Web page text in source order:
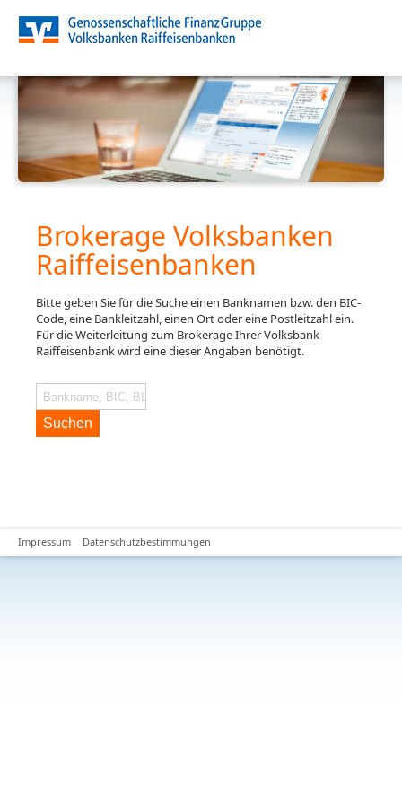
Brokerage Volksbanken
Raiffeisenbanken
Bitte geben Sie für die Suche einen Banknamen bzw. den BIC-
Code, eine Bankleitzahl, einen Ort oder eine Postleitzahl ein.
Für die Weiterleitung zum Brokerage Ihrer Volksbank
Raiffeisenbank wird eine dieser Angaben benötigt.
Suchen
Impressum Datenschutzbestimmungen